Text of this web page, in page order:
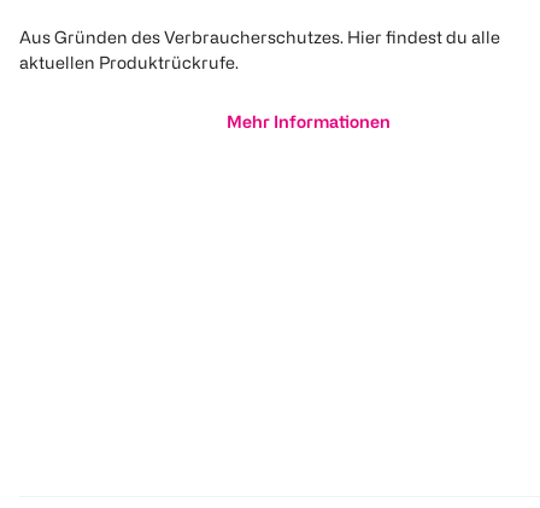
Aus Gründen des Verbraucherschutzes. Hier findest du alle
aktuellen Produktrückrufe.
Mehr Informationen